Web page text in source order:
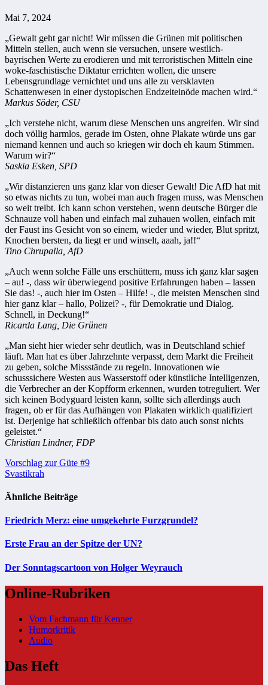
Mai 7, 2024
„Gewalt geht gar nicht! Wir müssen die Grünen mit politischen
Mitteln stellen, auch wenn sie versuchen, unsere westlich-
bayrischen Werte zu erodieren und mit terroristischen Mitteln eine
woke-faschistische Diktatur errichten wollen, die unsere
Lebensgrundlage vernichtet und uns alle zu versklavten
Schattenwesen in einer dystopischen Endzeiteinöde machen wird.“
Markus Söder, CSU
„Ich verstehe nicht, warum diese Menschen uns angreifen. Wir sind
doch völlig harmlos, gerade im Osten, ohne Plakate würde uns gar
niemand kennen und auch so kriegen wir doch eh kaum Stimmen.
Warum wir?“
Saskia Esken, SPD
„Wir distanzieren uns ganz klar von dieser Gewalt! Die AfD hat mit
so etwas nichts zu tun, wobei man auch fragen muss, was Menschen
so weit treibt. Ich kann schon verstehen, wenn deutsche Bürger die
Schnauze voll haben und einfach mal zuhauen wollen, einfach mit
der Faust ins Gesicht von so einem, wieder und wieder, Blut spritzt,
Knochen bersten, da liegt er und winselt, aaah, ja!!“
Tino Chrupalla, AfD
„Auch wenn solche Fälle uns erschüttern, muss ich ganz klar sagen
– au! -, dass wir überwiegend positive Erfahrungen haben – lassen
Sie das! -, auch hier im Osten – Hilfe! -, die meisten Menschen sind
hier ganz klar – hallo, Polizei? -, für Demokratie und Dialog.
Schnell, in Deckung!“
Ricarda Lang, Die Grünen
„Man sieht hier wieder sehr deutlich, was in Deutschland schief
läuft. Man hat es über Jahrzehnte verpasst, dem Markt die Freiheit
zu geben, solche Missstände zu regeln. Innovationen wie
schusssichere Westen aus Wasserstoff oder künstliche Intelligenzen,
die Verbrecher an der Kopfform erkennen, wurden totreguliert. Wer
sich keinen Bodyguard leisten kann, sollte sich allerdings auch
fragen, ob er für das Aufhängen von Plakaten wirklich qualifiziert
ist. Derjenige hat schließlich offenbar bis dato auch sonst nichts
geleistet.“
Christian Lindner, FDP
Beitragsnavigation
Vorschlag zur Güte #9
Svastikrah
Ähnliche Beiträge
Friedrich Merz: eine umgekehrte Furzgrundel?
Erste Frau an der Spitze der UN?
Der Sonntagscartoon von Holger Weyrauch
Online-Rubriken
Vom Fachmann für Kenner
Humorkritik
Audio
Das Heft